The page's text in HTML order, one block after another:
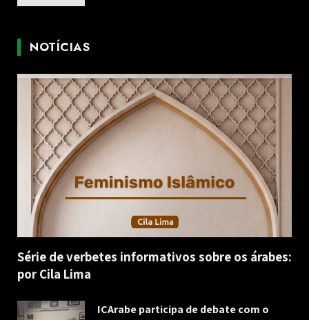
NOTÍCIAS
Série de verbetes informativos sobre os árabes:
por Cila Lima
ICArabe participa de debate com o